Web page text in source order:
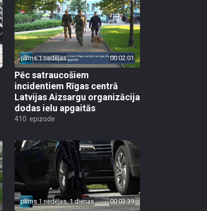
pirms 1 nedēļas 00:02:01
Pēc satraucošiem
incidentiem Rīgas centrā
Latvijas Aizsargu organizācija
dodas ielu apgaitās
410. epizode
pirms 1 nedēļas, 1 dienas 00:03:39